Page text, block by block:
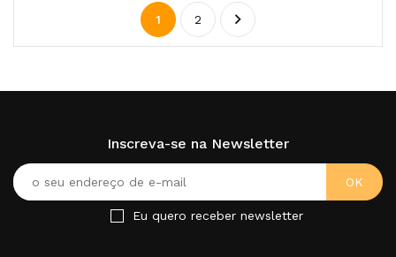
1 2 
Inscreva-se na Newsletter
Eu quero receber newsletter